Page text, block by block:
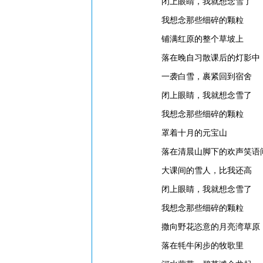
我想念那些细碎的颗粒
铺满红原的整个草坡上
落在晚自习散课后的灯影中
一袭白雪，裹紧回到宿舍
闭上眼睛，我就想念雪了
我想念那些细碎的颗粒
罩着十月的元宝山
落在清晨山脚下的欢声笑语
大课间的雪人，比我还高
闭上眼睛，我就想念雪了
我想念那些细碎的颗粒
撒向野花恣意的月亮湾草原
落在牦牛闲步的牧歌里